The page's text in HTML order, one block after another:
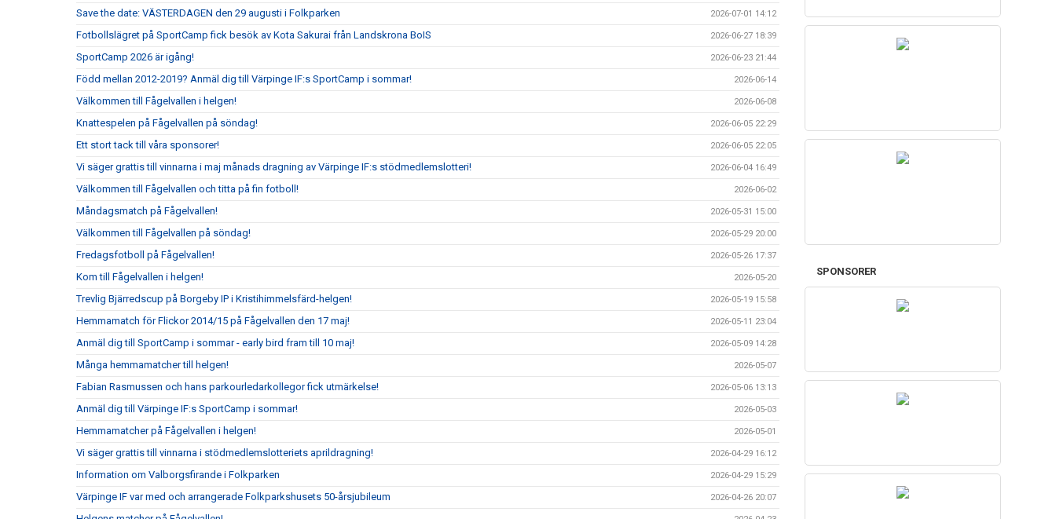
Save the date: VÄSTERDAGEN den 29 augusti i Folkparken 2026-07-01 14:12
Fotbollslägret på SportCamp fick besök av Kota Sakurai från Landskrona BoIS 2026-06-27 18:39
SportCamp 2026 är igång! 2026-06-23 21:44
Född mellan 2012-2019? Anmäl dig till Värpinge IF:s SportCamp i sommar! 2026-06-14
Välkommen till Fågelvallen i helgen! 2026-06-08
Knattespelen på Fågelvallen på söndag! 2026-06-05 22:29
Ett stort tack till våra sponsorer! 2026-06-05 22:05
Vi säger grattis till vinnarna i maj månads dragning av Värpinge IF:s stödmedlemslotteri! 2026-06-04 16:49
Välkommen till Fågelvallen och titta på fin fotboll! 2026-06-02
Måndagsmatch på Fågelvallen! 2026-05-31 15:00
Välkommen till Fågelvallen på söndag! 2026-05-29 20:00
Fredagsfotboll på Fågelvallen! 2026-05-26 17:37
Kom till Fågelvallen i helgen! 2026-05-20
Trevlig Bjärredscup på Borgeby IP i Kristihimmelsfärd-helgen! 2026-05-19 15:58
Hemmamatch för Flickor 2014/15 på Fågelvallen den 17 maj! 2026-05-11 23:04
Anmäl dig till SportCamp i sommar - early bird fram till 10 maj! 2026-05-09 14:28
Många hemmamatcher till helgen! 2026-05-07
Fabian Rasmussen och hans parkourledarkollegor fick utmärkelse! 2026-05-06 13:13
Anmäl dig till Värpinge IF:s SportCamp i sommar! 2026-05-03
Hemmamatcher på Fågelvallen i helgen! 2026-05-01
Vi säger grattis till vinnarna i stödmedlemslotteriets aprildragning! 2026-04-29 16:12
Information om Valborgsfirande i Folkparken 2026-04-29 15:29
Värpinge IF var med och arrangerade Folkparkshusets 50-årsjubileum 2026-04-26 20:07
SPONSORER